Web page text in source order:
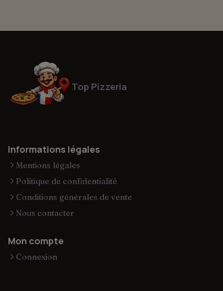
Top Pizzeria
Informations légales
Mentions légales
Politique de confidentialité
Conditions générales de vente
Nous contacter
Mon compte
Connexion